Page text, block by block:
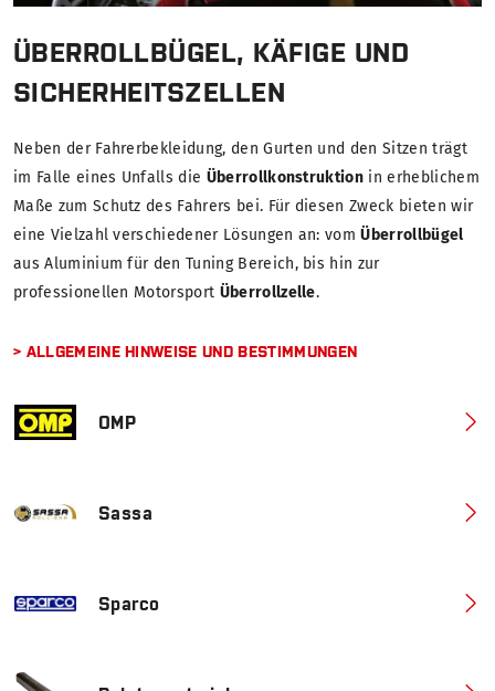
ÜBERROLLBÜGEL, KÄFIGE UND
SICHERHEITSZELLEN
Neben der Fahrerbekleidung, den Gurten und den Sitzen trägt
im Falle eines Unfalls die Überrollkonstruktion in erheblichem
Maße zum Schutz des Fahrers bei. Für diesen Zweck bieten wir
eine Vielzahl verschiedener Lösungen an: vomÜberrollbügel
aus Aluminium für den Tuning Bereich, bis hin zur
professionellen Motorsport Überrollzelle.
> ALLGEMEINE HINWEISE UND BESTIMMUNGEN
OMP
Sassa
Sparco